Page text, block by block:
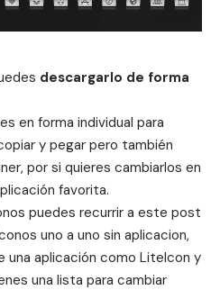
descargarlo de forma
en forma individual para
y pegar pero también
por si quieres cambiarlos en
favorita.
puedes recurrir a este post
uno a uno sin aplicacion,
una aplicación como LiteIcon y
una lista para cambiar